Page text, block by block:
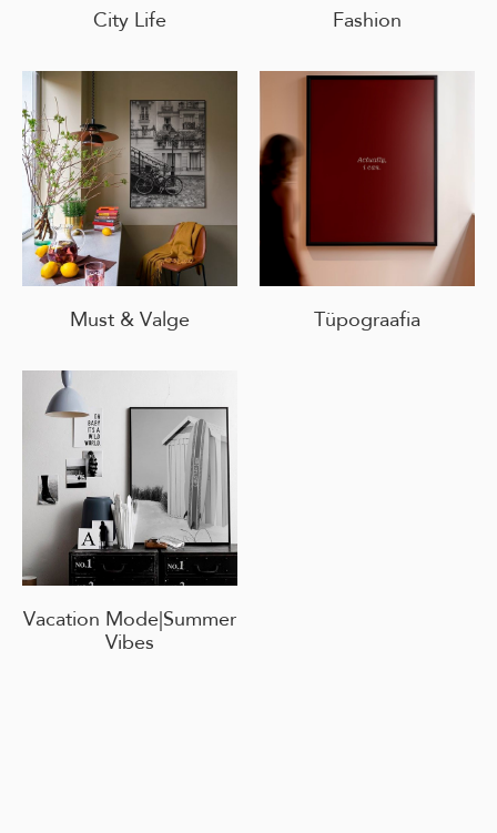
City Life Fashion
Must & Valge Tüpograafia
Vacation Mode|Summer
Vibes